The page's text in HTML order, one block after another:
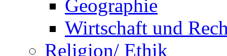
Geographie
Wirtschaft und
Religion/ Ethik